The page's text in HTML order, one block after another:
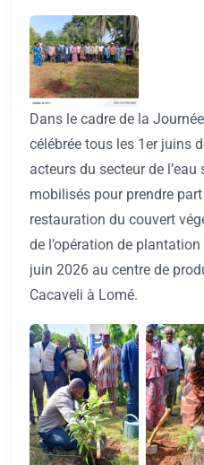
Dans le cadre de la
célébrée tous les 1er juins
acteurs du secteur de
mobilisés pour prendre
restauration du couvert
de l’opération de
juin 2026 au centre de
Cacaveli à Lomé.